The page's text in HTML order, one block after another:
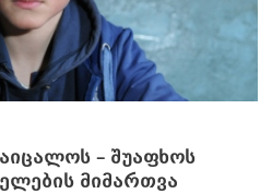
– შუაფხოს
მიმართვა